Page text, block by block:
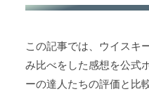
この記事では、ウイスキ
み比べをした感想を公式
ーの達人たちの評価と比